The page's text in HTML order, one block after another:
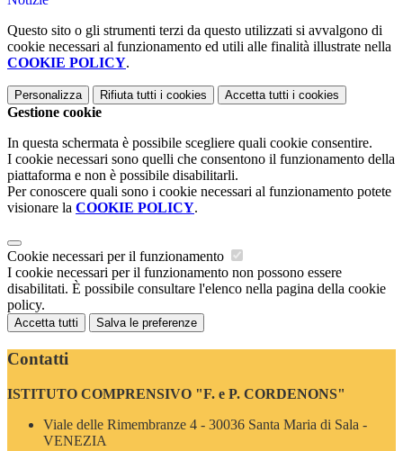
Questo sito o gli strumenti terzi da questo utilizzati si avvalgono di
cookie necessari al funzionamento ed utili alle finalità illustrate nella
COOKIE POLICY.
Personalizza Rifiuta tutti i cookies Accetta tutti i cookies
Gestione cookie
In questa schermata è possibile scegliere quali cookie consentire.
I cookie necessari sono quelli che consentono il funzionamento della
piattaforma e non è possibile disabilitarli.
Per conoscere quali sono i cookie necessari al funzionamento potete
visionare la COOKIE POLICY.
Cookie necessari per il funzionamento
I cookie necessari per il funzionamento non possono essere
disabilitati. È possibile consultare l'elenco nella pagina della cookie
policy.
Accetta tutti Salva le preferenze
Contatti
ISTITUTO COMPRENSIVO "F. e P. CORDENONS"
Viale delle Rimembranze 4 - 30036 Santa Maria di Sala -
VENEZIA